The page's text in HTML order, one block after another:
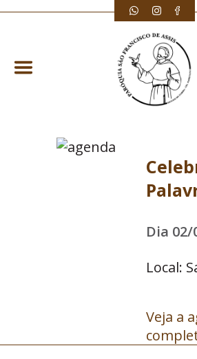
Dia 02/
Local:
Veja a